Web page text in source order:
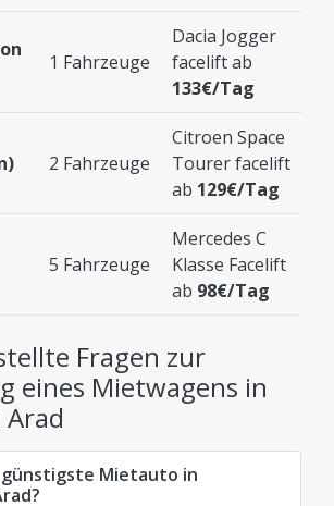
1 Fahrzeuge
Dacia Jogger
facelift ab
133€/Tag
2 Fahrzeuge
Citroen Space
Tourer facelift
ab 129€/Tag
5 Fahrzeuge
Mercedes C
Klasse Facelift
ab 98€/Tag
Fragen zur
eines Mietwagens in
günstigste Mietauto in